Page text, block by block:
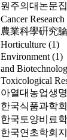
원주의대논문집
Cancer
農業科學硏究
Horticulture (1)
Environment (1)
and
Toxicological
아열대농업생
한국식품과학회
한국토양비료학
한국연초학회지